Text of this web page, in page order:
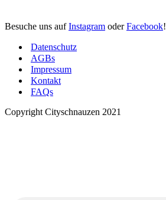
Besuche uns aufInstagram oderFacebook!
Datenschutz
AGBs
Impressum
Kontakt
FAQs
Copyright Cityschnauzen 2021